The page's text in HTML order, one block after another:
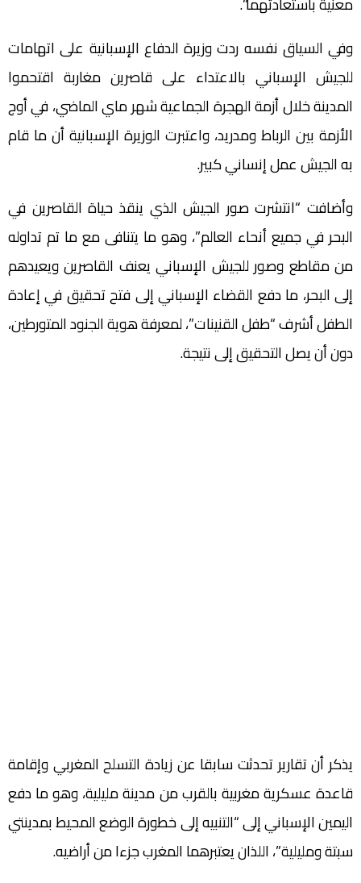
وفي السياق نفسه ردت وزيرة الدفاع الإسبانية على اتهامات
للجيش الإسباني بالاعتداء على قاصرين مغاربة اقتحموا
المدينة خلال أزمة الهجرة الجماعية شهر ماي الماضي، في أوج
الأزمة بين الرباط ومدريد، واعتبرت الوزيرة الإسبانية أن ما قام
به الجيش عمل إنساني كبير.
وأضافت “انتشرت صور الجيش الذي ينقذ حياة القاصرين في
البحر في جميع أنحاء العالم”، وهو ما يتنافى مع ما تم تداوله
من مقاطع وصور للجيش الإسباني يعنف القاصرين ويعيدهم
إلى البحر، ما دفع القضاء الإسباني إلى فتح تحقيق في إعادة
الطفل أشرف “طفل القنينات”، لمعرفة هوية الجنود المتورطين،
دون أن يصل التحقيق إلى نتيجة.
يذكر أن تقارير تحدثت سابقا عن زيادة التسلح المغربي وإقامة
قاعدة عسكرية مغربية بالقرب من مدينة مليلية، وهو ما دفع
اليمين الإسباني إلى “التنبيه إلى خطورة الوضع المحيط بمدينتي
سبتة ومليلية”، اللذان يعتبرهما المغرب جزءا من أراضيه.